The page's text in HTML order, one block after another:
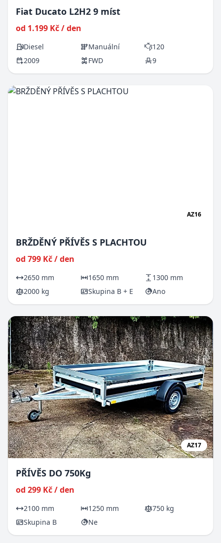
Fiat Ducato L2H2 9 míst
od 1.199 Kč / den
Diesel Manuální
120
2009
FWD 9
AZ16
BRŽDĚNÝ PŘÍVĚS S PLACHTOU
od 799 Kč / den
2650 mm 1650 mm
1300 mm
2000 kg
Skupina B + E Ano
AZ17
PŘÍVĚS DO 750Kg
od 299 Kč / den
2100 mm 1250 mm
750 kg
Skupina B
Ne